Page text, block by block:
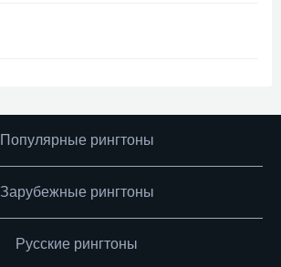
Популярные рингтоны
Зарубежные рингтоны
Русские рингтоны